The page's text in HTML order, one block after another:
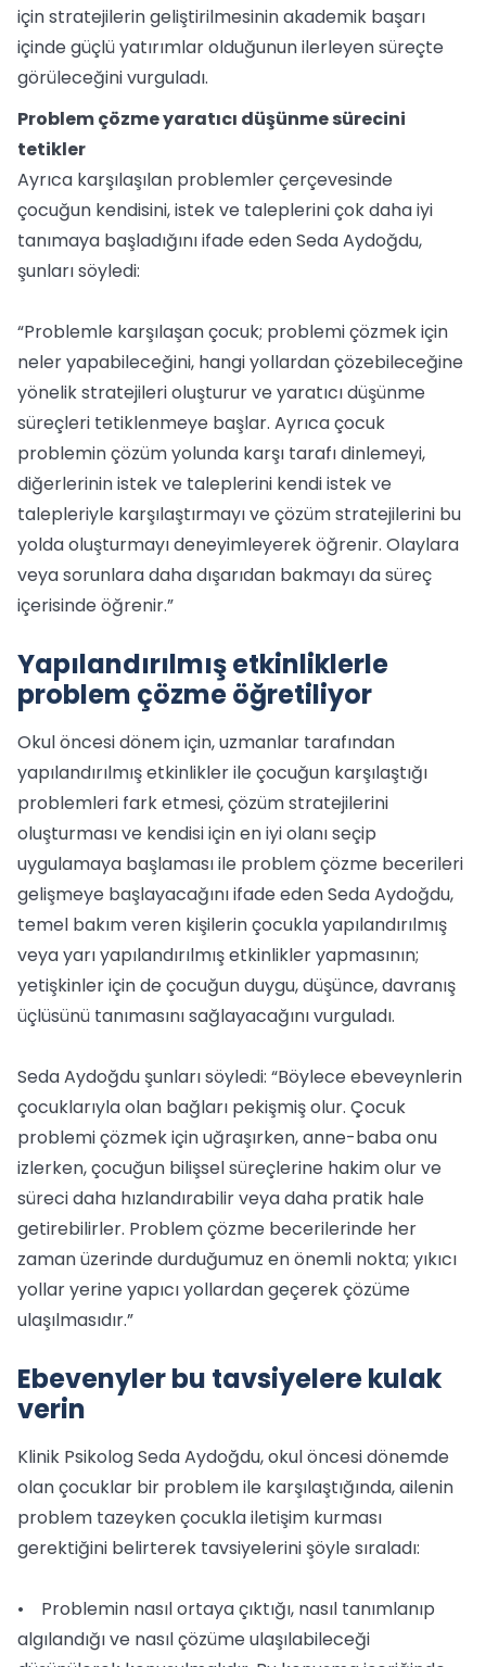
için stratejilerin geliştirilmesinin akademik başarı
içinde güçlü yatırımlar olduğunun ilerleyen süreçte
görüleceğini vurguladı.
Problem çözme yaratıcı düşünme sürecini
tetikler
Ayrıca karşılaşılan problemler çerçevesinde
çocuğun kendisini, istek ve taleplerini çok daha iyi
tanımaya başladığını ifade eden Seda Aydoğdu,
şunları söyledi:
“Problemle karşılaşan çocuk; problemi çözmek için
neler yapabileceğini, hangi yollardan çözebileceğine
yönelik stratejileri oluşturur ve yaratıcı düşünme
süreçleri tetiklenmeye başlar. Ayrıca çocuk
problemin çözüm yolunda karşı tarafı dinlemeyi,
diğerlerinin istek ve taleplerini kendi istek ve
talepleriyle karşılaştırmayı ve çözüm stratejilerini bu
yolda oluşturmayı deneyimleyerek öğrenir. Olaylara
veya sorunlara daha dışarıdan bakmayı da süreç
içerisinde öğrenir.”
Yapılandırılmış etkinliklerle
problem çözme öğretiliyor
Okul öncesi dönem için, uzmanlar tarafından
yapılandırılmış etkinlikler ile çocuğun karşılaştığı
problemleri fark etmesi, çözüm stratejilerini
oluşturması ve kendisi için en iyi olanı seçip
uygulamaya başlaması ile problem çözme becerileri
gelişmeye başlayacağını ifade eden Seda Aydoğdu,
temel bakım veren kişilerin çocukla yapılandırılmış
veya yarı yapılandırılmış etkinlikler yapmasının;
yetişkinler için de çocuğun duygu, düşünce, davranış
üçlüsünü tanımasını sağlayacağını vurguladı.
Seda Aydoğdu şunları söyledi: “Böylece ebeveynlerin
çocuklarıyla olan bağları pekişmiş olur. Çocuk
problemi çözmek için uğraşırken, anne-baba onu
izlerken, çocuğun bilişsel süreçlerine hakim olur ve
süreci daha hızlandırabilir veya daha pratik hale
getirebilirler. Problem çözme becerilerinde her
zaman üzerinde durduğumuz en önemli nokta; yıkıcı
yollar yerine yapıcı yollardan geçerek çözüme
ulaşılmasıdır.”
Ebevenyler bu tavsiyelere kulak
verin
Klinik Psikolog Seda Aydoğdu, okul öncesi dönemde
olan çocuklar bir problem ile karşılaştığında, ailenin
problem tazeyken çocukla iletişim kurması
gerektiğini belirterek tavsiyelerini şöyle sıraladı:
• Problemin nasıl ortaya çıktığı, nasıl tanımlanıp
algılandığı ve nasıl çözüme ulaşılabileceği